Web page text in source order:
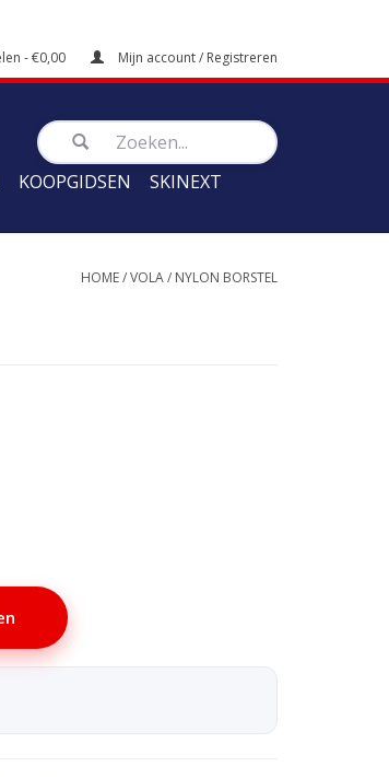
- €0,00 Mijn account / Registreren
KOOPGIDSEN SKINEXT
HOME/VOLA/ NYLON BORSTEL